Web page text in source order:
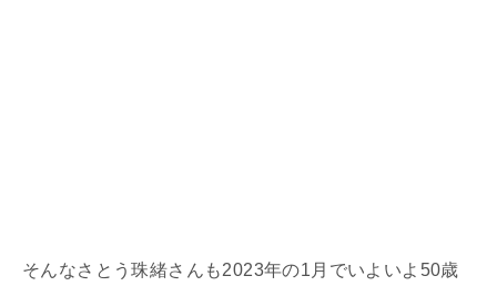
そんなさとう珠緒さんも2023年の1 月でいよいよ 50歳